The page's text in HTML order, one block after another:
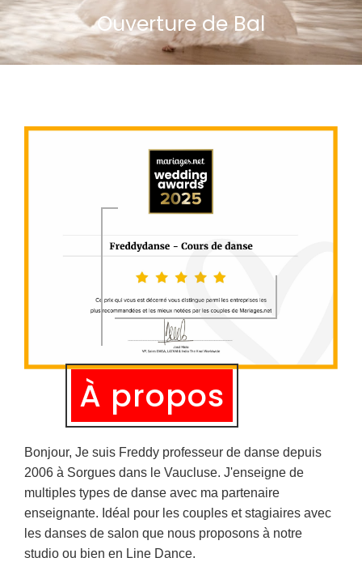
Ouverture de Bal
À propos
Bonjour, Je suis Freddy professeur de danse depuis
2006 à Sorgues dans le Vaucluse. J'enseigne de
multiples types de danse avec ma partenaire
enseignante. Idéal pour les couples et stagiaires avec
les danses de salon que nous proposons à notre
studio ou bien en Line Dance.